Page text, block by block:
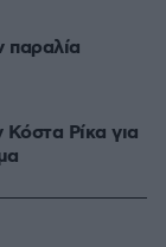
παραλία
Ρίκα για